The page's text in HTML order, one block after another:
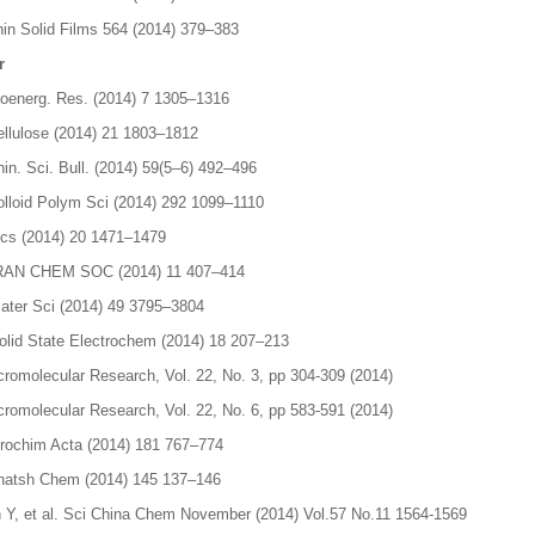
Solid Films 564 (2014) 379–383
Res. (2014) 7 1305–1316
(2014) 21 1803–1812
Sci. Bull. (2014) 59(5–6) 492–496
Polym Sci (2014) 292 1099–1110
(2014) 20 1471–1479
CHEM SOC (2014) 11 407–414
Sci (2014) 49 3795–3804
State Electrochem (2014) 18 207–213
Research, Vol. 22, No. 3, pp 304-309 (2014)
Research, Vol. 22, No. 6, pp 583-591 (2014)
Acta (2014) 181 767–774
Chem (2014) 145 137–146
Y, et al. Sci China Chem November (2014) Vol.57 No.11 1564-1569